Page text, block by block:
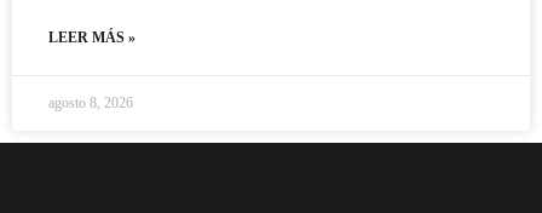
LEER MÁS »
agosto 8, 2026